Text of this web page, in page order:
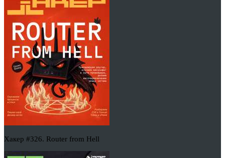
Хакер #326. Router from Hell